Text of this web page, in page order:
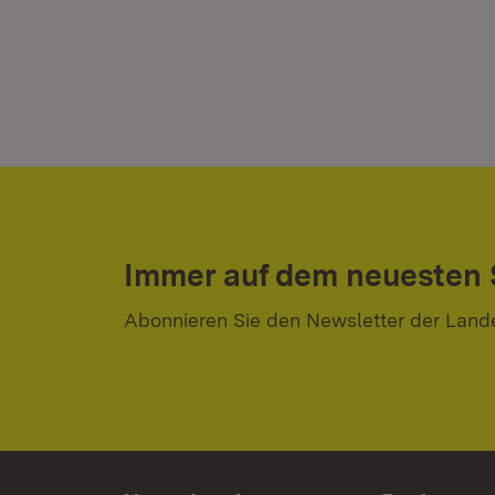
Immer auf dem neuesten
Abonnieren Sie den Newsletter der